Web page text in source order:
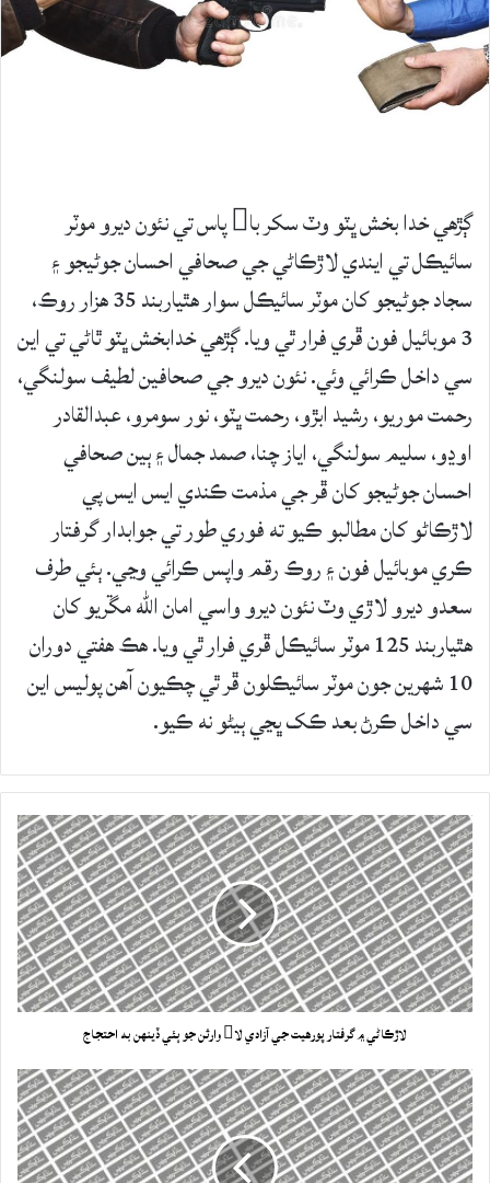
ڳڙھي خدا بخش ڀٽو وٽ سکر با پاس تي نئون ديرو موٽر
سائيڪل تي ايندي لاڙڪاڻي جي صحافي احسان جوڻيجو ۽
سجاد جوڻيجو کان موٽر سائيڪل سوار ھٿياربند 35 ھزار روڪ،
3 موبائيل فون ڦري فرار ٿي ويا. ڳڙھي خدابخش ڀٽو ٿاڻي تي اين
سي داخل ڪرائي وئي. نئون ديرو جي صحافين لطيف سولنگي،
رحمت موريو، رشيد ابڙو، رحمت ڀٽو، نور سومرو، عبدالقادر
اوڍو، سليم سولنگي، اياز چنا، صمد جمال ۽ ٻين صحافي
احسان جوڻيجو کان ڦر جي مذمت ڪندي ايس ايس پي
لاڙڪاڻو کان مطالبو ڪيو ته فوري طور تي جوابدار گرفتار
ڪري موبائيل فون ۽ روڪ رقم واپس ڪرائي وڃي. ٻئي طرف
سعدو ديرو لاڙي وٽ نئون ديرو واسي امان الله مڱريو کان
هٿياربند 125 موٽر سائيڪل ڦري فرار ٿي ويا. هڪ ھفتي دوران
10 شھرين جون موٽر سائيڪلون ڦر ٿي چڪيون آهن پوليس اين
سي داخل ڪرڻ بعد ڪک ڀڃي ٻيڻو نه ڪيو.
لاڙڪاڻي ۾ گرفتار پورهيت جي آزادي لا وارثن جو ٻئي ڏينهن به احتجاج